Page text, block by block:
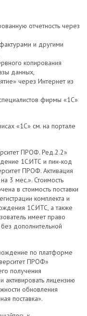
отчетность через
и другими
копирования
данных,
через Интернет из
фирмы «1С»
«1С» см. на портале
ПРОФ. Ред.2.2»
1С:ИТС и пин-код
ПРОФ. Активация
3 мес.». Стоимость
в стоимость поставки
комплекта и
1С:ИТС, а также
имеет право
дополнительной
по платформе
ПРОФ»
получения
лицензию
обновления
поставка».